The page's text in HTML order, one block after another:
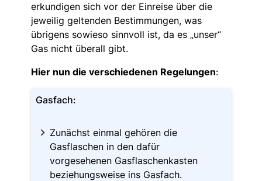
erkundigen sich vor der Einreise über die
jeweilig geltenden Bestimmungen, was
übrigens sowieso sinnvoll ist, da es „unser“
Gas nicht überall gibt.
Hier nun die verschiedenen Regelungen:
Gasfach:
Zunächst einmal gehören die
Gasflaschen in den dafür
vorgesehenen Gasflaschenkasten
beziehungsweise ins Gasfach.